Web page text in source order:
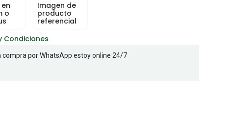
o
Imagen de
producto
referencial
Condiciones
compra por WhatsApp estoy online 24/7